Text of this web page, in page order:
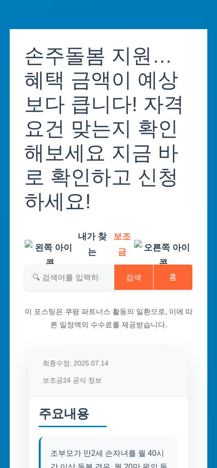
content손주돌봄 지원…
혜택 금액이 예상
보다 큽니다! 자격
요건 맞는지 확인
해보세요 지금 바
로 확인하고 신청
하세요!
내가 찾
는
보조
금
검색 홈
이 포스팅은 쿠팡 파트너스 활동의 일환으로, 이에 따
른 일정액의 수수료를 제공받습니다.
최종수정: 2025.07.14
보조금24 공식 정보
주요내용
조부모가 만2세 손자녀를 월 40시